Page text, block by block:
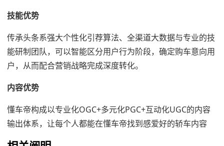
技能优势
传承头条系强大个性化引荐算法、全渠道大数据与专业的技
能研制团队，可以智能区分用户行为阶段，确定购车意向用
户，从而配合营销战略完成深度转化。
内容优势
懂车帝构成以专业化OGC+多元化PGC+互动化UGC的内容
输出体系，让每个人都能在懂车帝找到感爱好的轿车内容